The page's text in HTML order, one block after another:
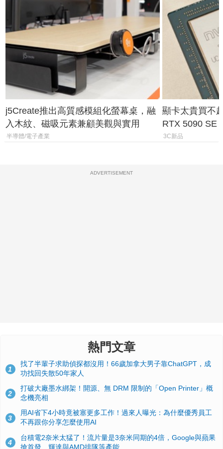
j5Create推出高質感模組化螢幕桌，融
入木紋、磁吸元素兼顧美觀與實用
半導體/電子產業
顯卡太貴買不
RTX 5090 SE
體
3C新品
ADVERTISEMENT
熱門文章
1
找了半輩子求助偵探都沒用！66歲加拿大男子靠ChatGPT，成
功找回失散50年家人
2
打破大廠墨水綁架！開源、無 DRM 限制的「Open Printer」概
念機亮相
3
用AI省下4小時竟被塞更多工作！過來人曝光：為什麼優秀員工
不再跟你分享怎麼使用AI
4
台積電2奈米太猛了！流片量是3奈米同期的4倍，Google與蘋果
搶首發、輝達與AMD排隊等產能